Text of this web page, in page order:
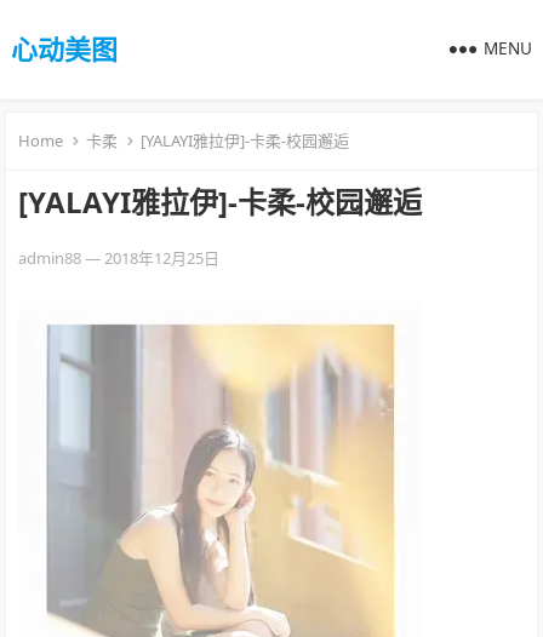
心动美图 MENU
Home 卡柔 [YALAYI雅拉伊]-卡柔-校园邂逅
[YALAYI雅拉伊]-卡柔-校园邂逅
admin88—2018年12月25日